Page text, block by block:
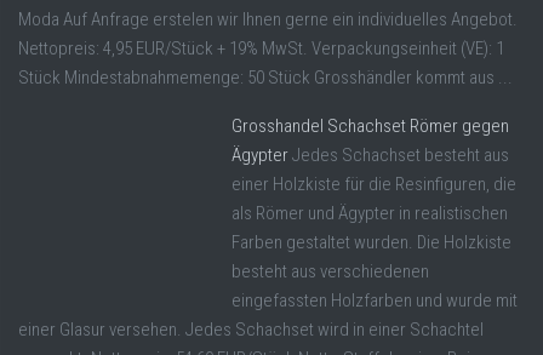
Moda Auf Anfrage erstelen wir Ihnen gerne ein individuelles Angebot.
Nettopreis: 4,95 EUR/Stück + 19% MwSt. Verpackungseinheit (VE): 1
Stück Mindestabnahmemenge: 50 Stück Grosshändler kommt aus ...
Grosshandel Schachset Römer gegen
ÄgypterJedes Schachset besteht aus
einer Holzkiste für die Resinfiguren, die
als Römer und Ägypter in realistischen
Farben gestaltet wurden. Die Holzkiste
besteht aus verschiedenen
eingefassten Holzfarben und wurde mit
einer Glasur versehen. Jedes Schachset wird in einer Schachtel